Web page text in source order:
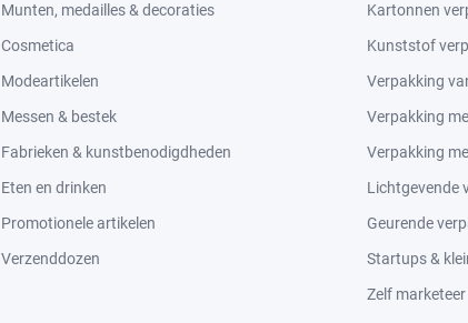
Munten, medailles & decoraties
Cosmetica
Modeartikelen
Messen & bestek
Fabrieken & kunstbenodigdheden
Eten en drinken
Promotionele artikelen
Verzenddozen
Kartonnen
Kunststof
Verpakking
Verpakking
Verpakking
Lichtgevende
Geurende
Startups &
Zelf marketeer